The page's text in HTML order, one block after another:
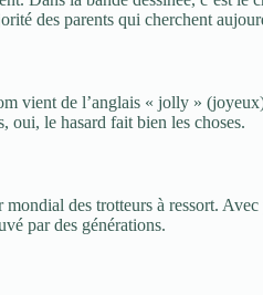
des parents qui cherchent
vient de l’anglais « jolly »
oui, le hasard fait bien les choses.
des trotteurs à ressort.
par des générations.